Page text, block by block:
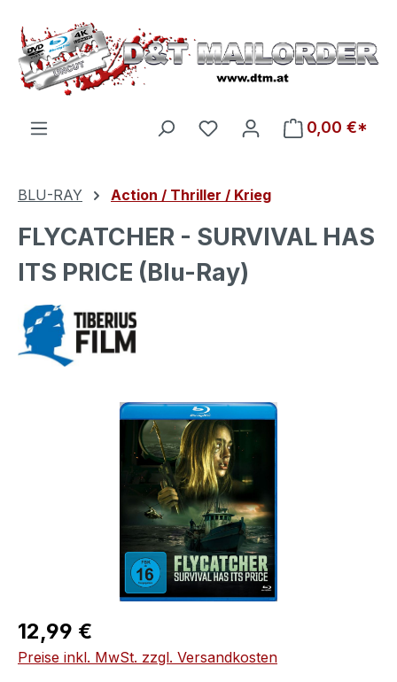
Zum Hauptinhalt springen
Du hast 0 Produkte auf
0,00 €*
BLU-RAY Action / Thriller / Krieg
FLYCATCHER - SURVIVAL HAS
ITS PRICE (Blu-Ray)
Bildergalerie überspringen
Regulärer Preis:
12,99 €
Preise inkl. MwSt. zzgl. Versandkosten